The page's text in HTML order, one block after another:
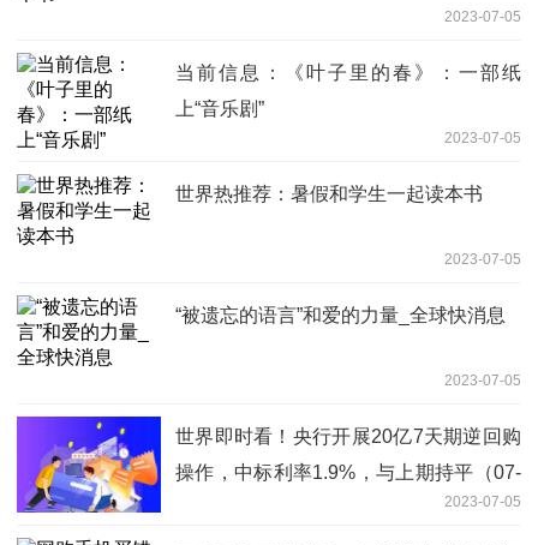
2023-07-05
当前信息：《叶子里的春》：一部纸
上“音乐剧”
2023-07-05
世界热推荐：暑假和学生一起读本书
2023-07-05
“被遗忘的语言”和爱的力量_全球快消息
2023-07-05
世界即时看！央行开展20亿7天期逆回购
操作，中标利率1.9%，与上期持平（07-
2023-07-05